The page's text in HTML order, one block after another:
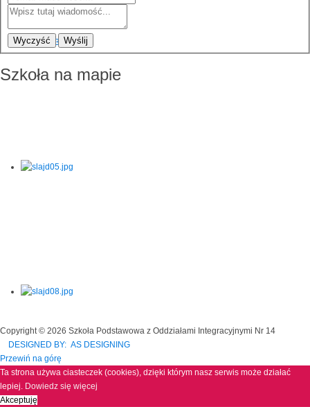
Wyczyść Wyślij
Szkoła na mapie
Copyright © 2026 Szkoła Podstawowa z Oddziałami Integracyjnymi Nr 14
DESIGNED BY: AS DESIGNING
Przewiń na górę
Ta strona używa ciasteczek (cookies), dzięki którym nasz serwis może działać
lepiej. Dowiedz się więcej
Akceptuję